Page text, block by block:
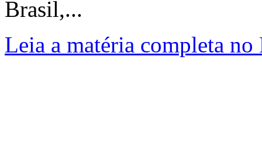
Brasil,...
Leia a matéria completa no